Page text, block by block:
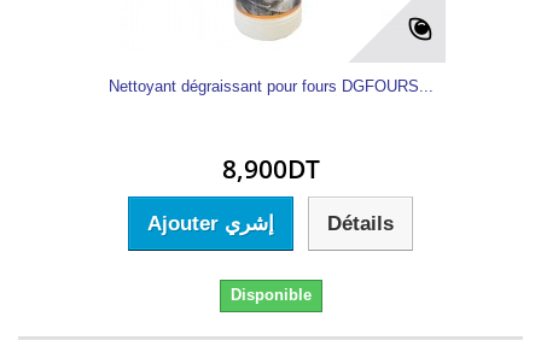
Nettoyant dégraissant pour fours DGFOURS...
8,900DT
Ajouter إشري Détails
Disponible